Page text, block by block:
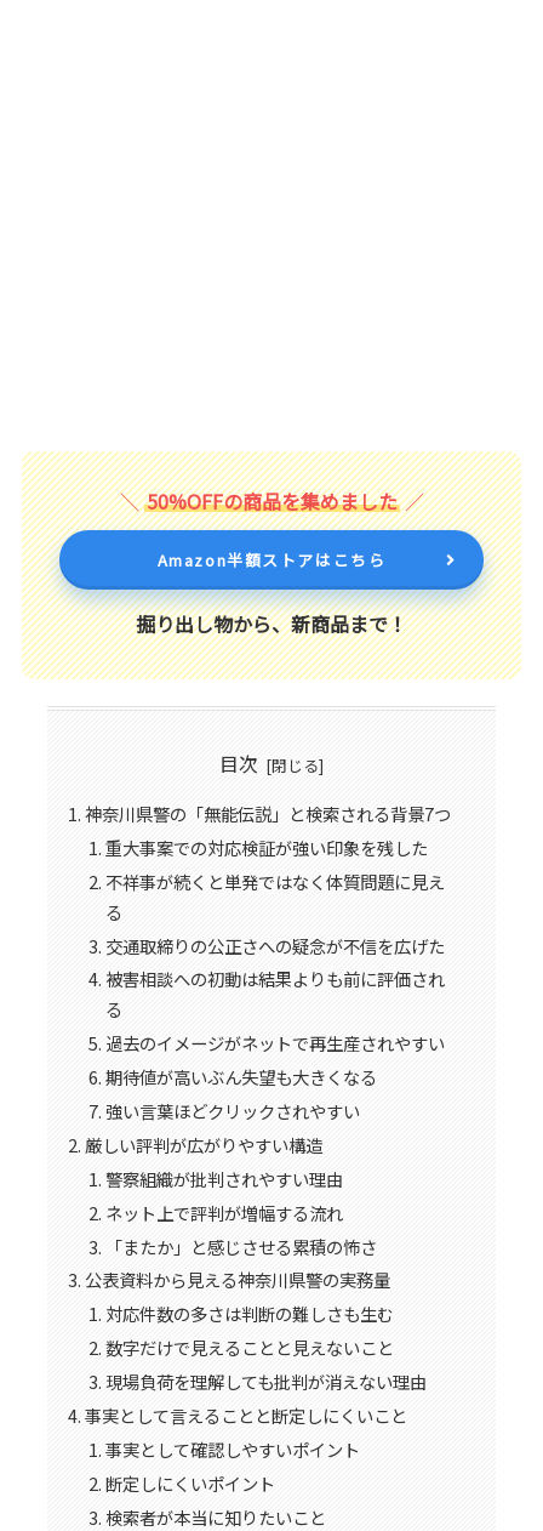
50%OFFの商品を集めました
Amazon半額ストアはこちら
掘り出し物から、新商品まで！
目次
神奈川県警の「無能伝説」と検索される背景7つ
重大事案での対応検証が強い印象を残した
不祥事が続くと単発ではなく体質問題に見え
る
交通取締りの公正さへの疑念が不信を広げた
被害相談への初動は結果よりも前に評価され
る
過去のイメージがネットで再生産されやすい
期待値が高いぶん失望も大きくなる
強い言葉ほどクリックされやすい
厳しい評判が広がりやすい構造
警察組織が批判されやすい理由
ネット上で評判が増幅する流れ
「またか」と感じさせる累積の怖さ
公表資料から見える神奈川県警の実務量
対応件数の多さは判断の難しさも生む
数字だけで見えることと見えないこと
現場負荷を理解しても批判が消えない理由
事実として言えることと断定しにくいこと
事実として確認しやすいポイント
断定しにくいポイント
検索者が本当に知りたいこと